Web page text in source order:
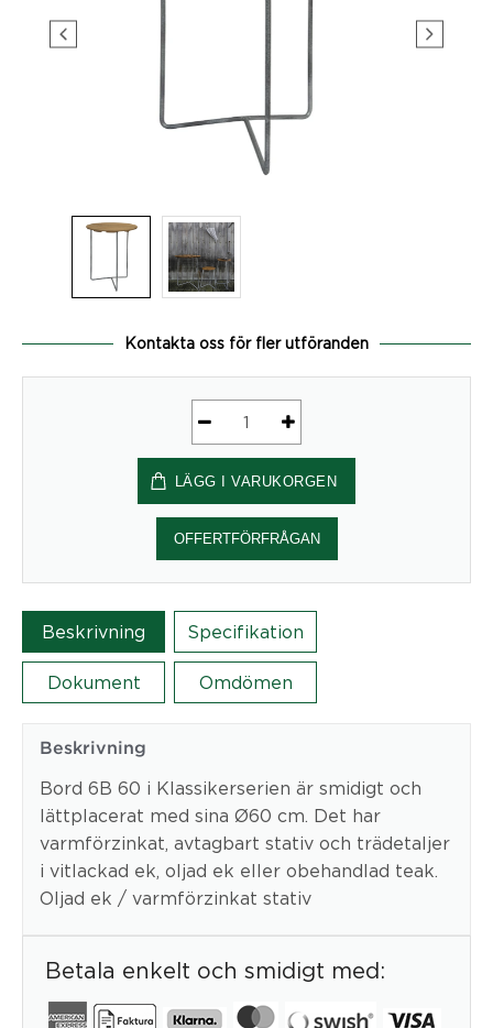
Kontakta oss för fler utföranden
6B
60,
Oljad
ek/varmförz.
mängd
LÄGG I VARUKORGEN
OFFERTFÖRFRÅGAN
Beskrivning Specifikation
Dokument Omdömen
Beskrivning
Bord 6B 60 i Klassikerserien är smidigt och
lättplacerat med sina Ø60 cm. Det har
varmförzinkat, avtagbart stativ och trädetaljer
i vitlackad ek, oljad ek eller obehandlad teak.
Oljad ek / varmförzinkat stativ
Betala enkelt och smidigt med: